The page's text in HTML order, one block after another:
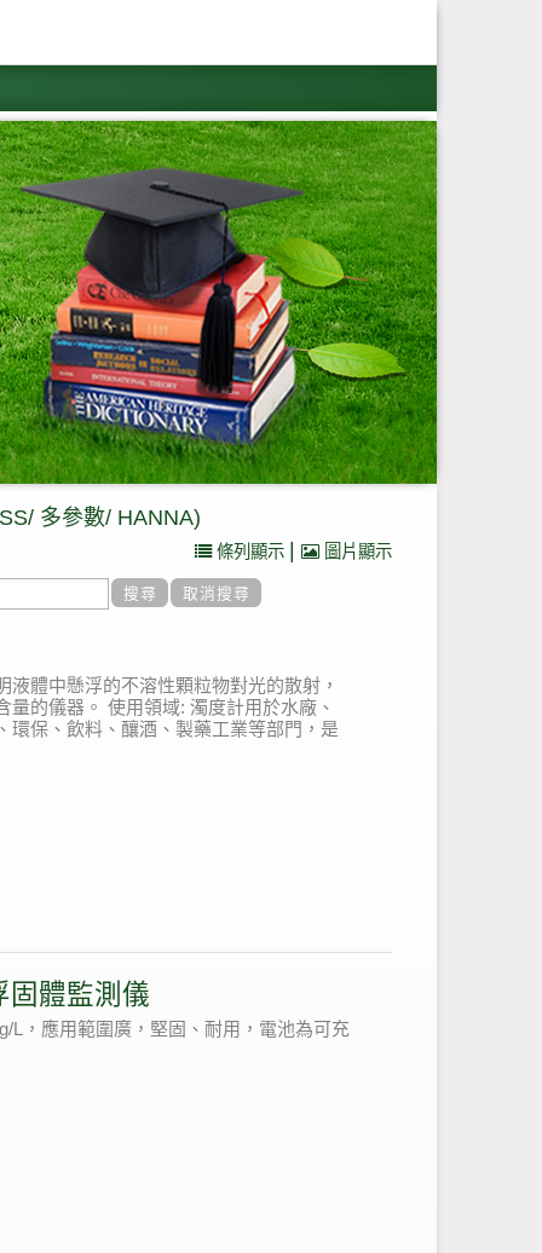
多參數/ HANNA)
條列顯示 圖片顯示
液體中懸浮的不溶性顆粒物對光的散射，
量的儀器。 使用領域:濁度計用於水廠、
環保、飲料、釀酒、製藥工業等部門，是
固體監測儀
L，應用範圍廣，堅固、耐用，電池為可充